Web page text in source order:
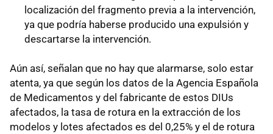
localización del fragmento previa a la intervención,
ya que podría haberse producido una expulsión y
descartarse la intervención.
Aún así, señalan que no hay que alarmarse, solo estar
atenta, ya que según los datos de la Agencia Española
de Medicamentos y del fabricante de estos DIUs
afectados, la tasa de rotura en la extracción de los
modelos y lotes afectados es del 0,25% y el de rotura